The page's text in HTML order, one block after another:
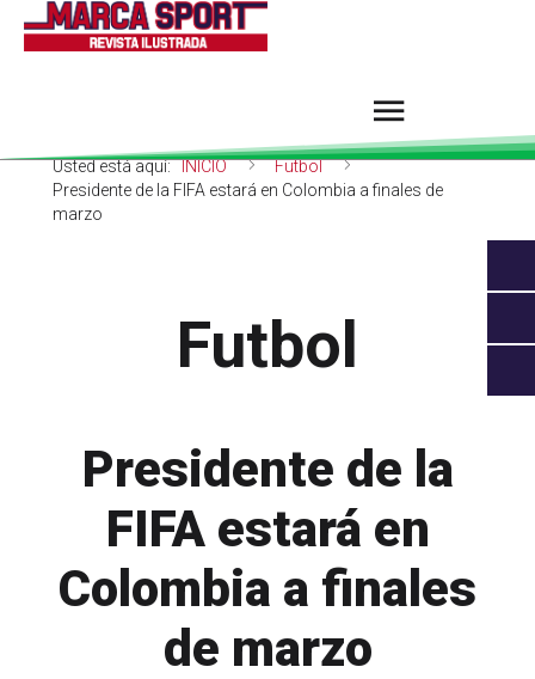
Usted está aquí:INICIO
Futbol
Presidente de la FIFA estará en Colombia a finales de
marzo
Futbol
Presidente de la
FIFA estará en
Colombia a finales
de marzo